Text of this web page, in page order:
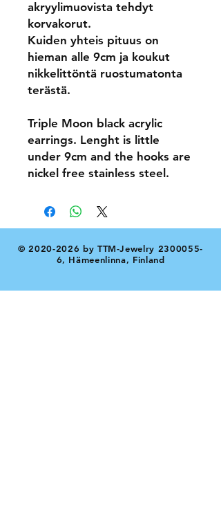
akryylimuovista tehdyt
korvakorut.
Kuiden yhteis pituus on
hieman alle 9cm ja koukut
nikkelittöntä ruostumatonta
terästä.
Triple Moon black acrylic
earrings. Lenght is little
under 9cm and the hooks are
nickel free stainless steel.
©2020-2026 by TTM-Jewelry 2300055-
6, Hämeenlinna, Finland